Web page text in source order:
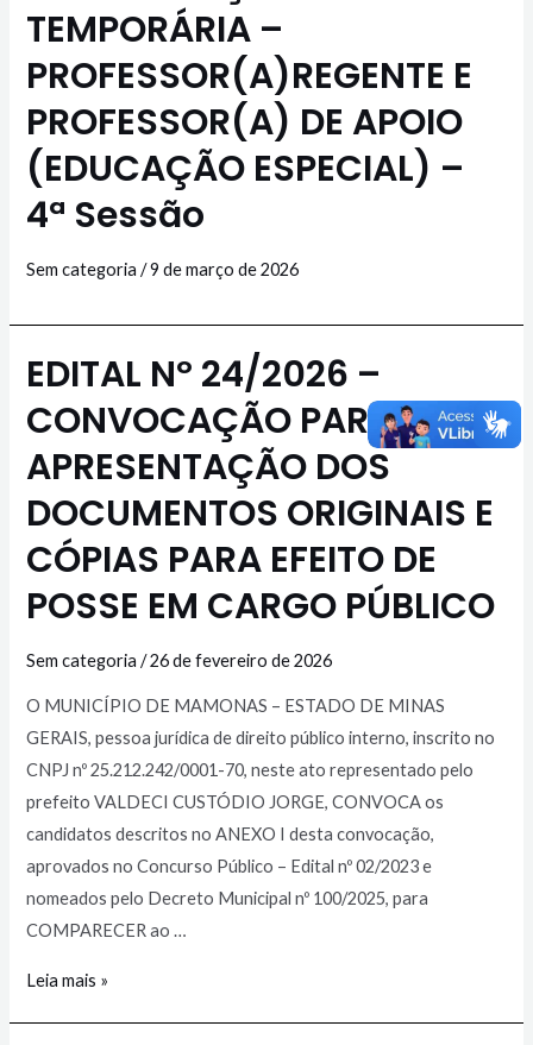
TEMPORÁRIA –
PROFESSOR(A)REGENTE E
PROFESSOR(A) DE APOIO
(EDUCAÇÃO ESPECIAL) –
4ª Sessão
Sem categoria /9 de março de 2026
EDITAL Nº 24/2026 –
CONVOCAÇÃO PARA
APRESENTAÇÃO DOS
DOCUMENTOS ORIGINAIS E
CÓPIAS PARA EFEITO DE
POSSE EM CARGO PÚBLICO
Sem categoria /26 de fevereiro de 2026
O MUNICÍPIO DE MAMONAS – ESTADO DE MINAS
GERAIS, pessoa jurídica de direito público interno, inscrito no
CNPJ nº 25.212.242/0001-70, neste ato representado pelo
prefeito VALDECI CUSTÓDIO JORGE, CONVOCA os
candidatos descritos no ANEXO I desta convocação,
aprovados no Concurso Público – Edital nº 02/2023 e
nomeados pelo Decreto Municipal nº 100/2025, para
COMPARECER ao …
Leia mais »